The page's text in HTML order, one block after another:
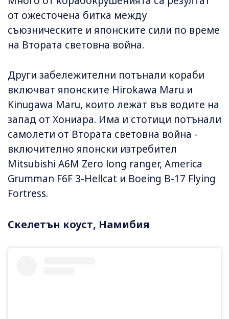
от ожесточена битка между
съюзническите и японските сили по време
на Втората световна война.
Други забележителни потънали кораби
включват японските Hirokawa Maru и
Kinugawa Maru, които лежат във водите на
запад от Хониара. Има и стотици потънали
самолети от Втората световна война -
включително японски изтребител
Mitsubishi A6M Zero long ranger, America
Grumman F6F 3-Hellcat и Boeing B-17 Flying
Fortress.
Скелетън коуст, Намибия